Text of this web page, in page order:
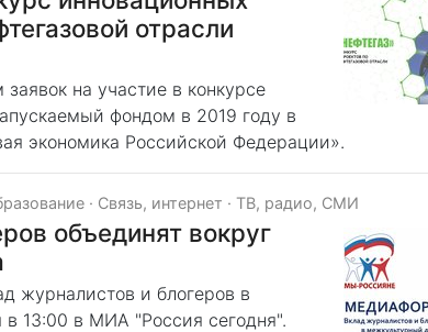
отрасли
на участие в конкурсе
фондом в 2019 году в
экономика Российской Федерации».
· Связь, интернет · ТВ, радио, СМИ
объединят вокруг
журналистов и блогеров в
в 13:00 в МИА "Россия сегодня".